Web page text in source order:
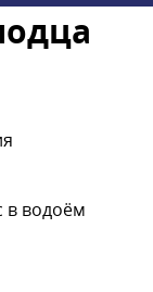
в водоём